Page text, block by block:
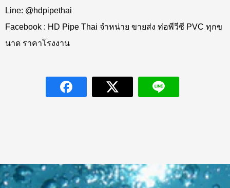
Line: @hdpipethai
Facebook : HD Pipe Thai จำหน่าย ขายส่ง ท่อพีวีซี PVC ทุกข
นาด ราคาโรงงาน